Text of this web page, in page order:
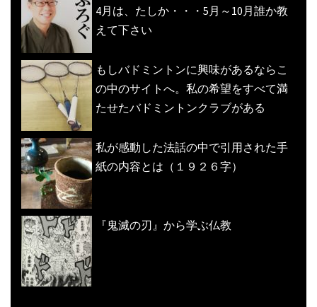
4月は、たしか・・・5月～10月誰か教
えて下さい
もしバドミントンに興味があるならこ
の中のサイトへ。私の希望をすべて満
たせたバドミントンクラブがある
私が感動した法話の中で引用された手
紙の内容とは（１９２６字）
『鬼滅の刃』から学ぶ仏教